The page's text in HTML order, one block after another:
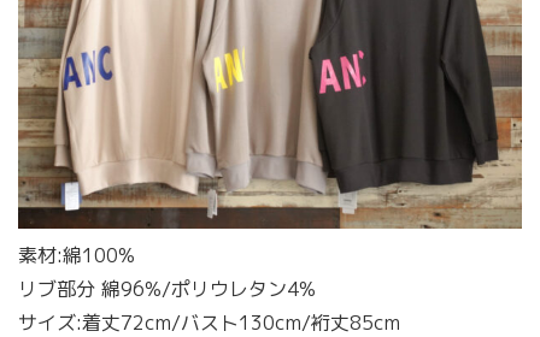
素材:綿100%
リブ部分 綿96%/ポリウレタン4%
サイズ:着丈72cm/バスト130cm/裄丈85cm